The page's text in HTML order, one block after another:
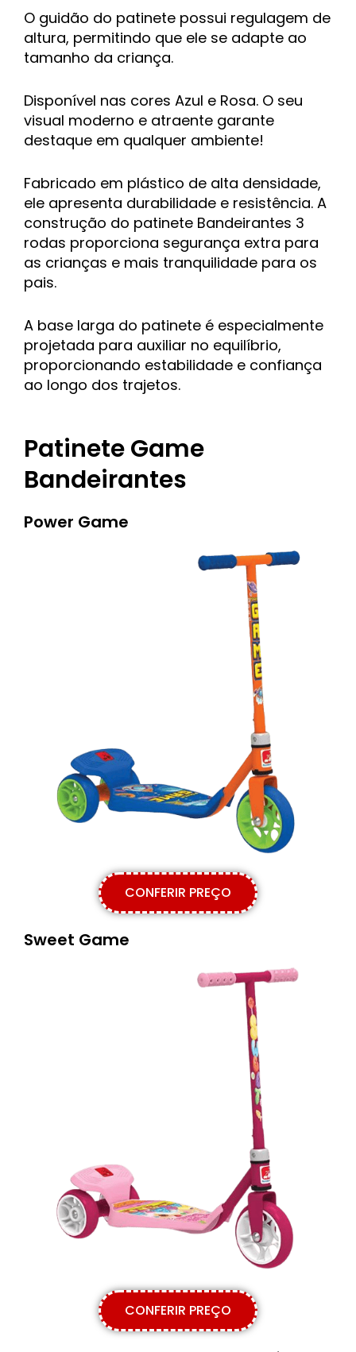
O guidão do patinete possui regulagem de
altura, permitindo que ele se adapte ao
tamanho da criança.
Disponível nas cores Azul e Rosa. O seu
visual moderno e atraente garante
destaque em qualquer ambiente!
Fabricado em plástico de alta densidade,
ele apresenta durabilidade e resistência. A
construção do patinete Bandeirantes 3
rodas proporciona segurança extra para
as crianças e mais tranquilidade para os
pais.
A base larga do patinete é especialmente
projetada para auxiliar no equilíbrio,
proporcionando estabilidade e confiança
ao longo dos trajetos.
Patinete Game
Bandeirantes
Power Game
CONFERIR PREÇO
Sweet Game
CONFERIR PREÇO